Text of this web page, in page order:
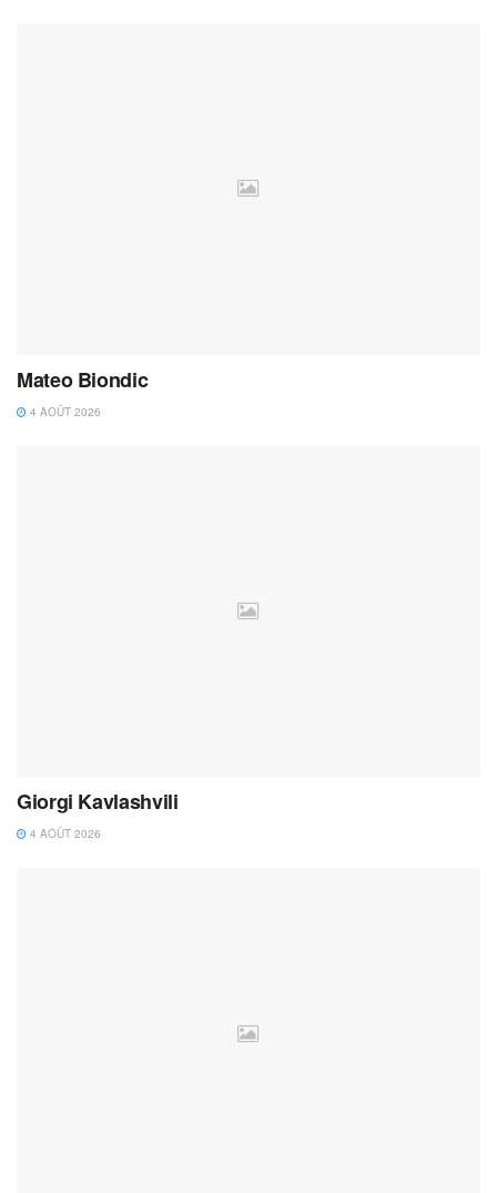
Mateo Biondic
4 AOÛT 2026
Giorgi Kavlashvili
4 AOÛT 2026